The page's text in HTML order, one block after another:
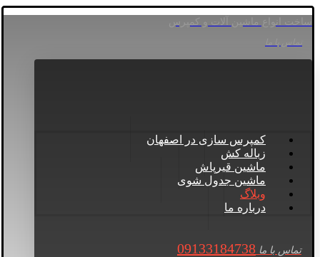
ساخت انواع ماشین آلات و کمپرس
کمپرس سازی در اصفهان
زباله کش
ماشین قیرپاش
ماشین جدول شوی
وبلاگ
درباره ما
تماس با ما 09133184738